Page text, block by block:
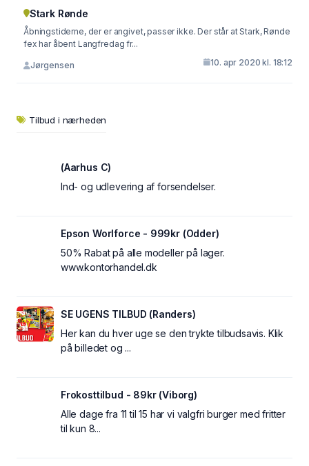
Stark Rønde
Åbningstiderne, der er angivet, passer ikke. Der står at Stark, Rønde
fex har åbent Langfredag fr...
Jørgensen 10. apr 2020 kl. 18:12
Tilbud i nærheden
(Aarhus C)
Ind- og udlevering af forsendelser.
Epson Worlforce - 999kr (Odder)
50% Rabat på alle modeller på lager.
www.kontorhandel.dk
SE UGENS TILBUD (Randers)
Her kan du hver uge se den trykte tilbudsavis. Klik
på billedet og ...
Frokosttilbud - 89kr (Viborg)
Alle dage fra 11 til 15 har vi valgfri burger med fritter
til kun 8...